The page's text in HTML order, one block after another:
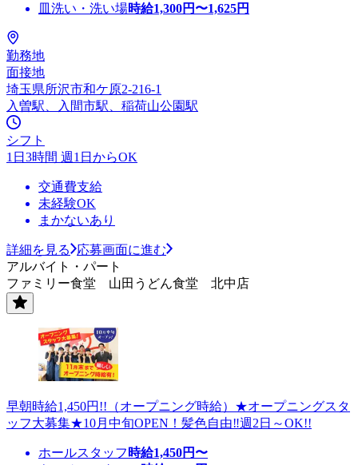
皿洗い・洗い場時給1,300円〜1,625円
勤務地
面接地
埼玉県所沢市和ケ原2‐216‐1
入曽駅、入間市駅、稲荷山公園駅
シフト
1日3時間 週1日からOK
交通費支給
未経験OK
まかないあり
詳細を見る
応募画面に進む
アルバイト・パート
ファミリー食堂 山田うどん食堂 北中店
早朝時給1,450円!!（オープニング時給）★オープニングスタ
ッフ大募集★10月中旬OPEN！髪色自由‼週2日～OK!!
ホールスタッフ 時給1,450円〜